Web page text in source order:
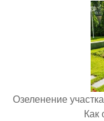
Озеленение
Как